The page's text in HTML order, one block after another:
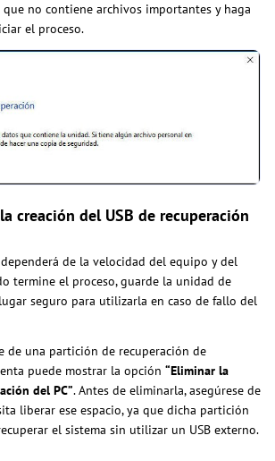
que no contiene archivos importantes y haga
el proceso.
creación del USB de recuperación
de la velocidad del equipo y del
termine el proceso, guarde la unidad de
seguro para utilizarla en caso de fallo del
de una partición de recuperación de
puede mostrar la opción “Eliminar la
del PC”. Antes de eliminarla, asegúrese de
liberar ese espacio, ya que dicha partición
el sistema sin utilizar un USB externo.